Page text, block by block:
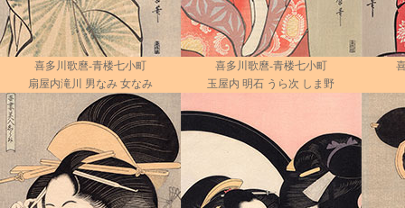
喜多川歌麿-青楼七小町
扇屋内滝川 男なみ 女なみ
喜多川歌麿-青楼七小町
玉屋内 明石 うら次 しま野